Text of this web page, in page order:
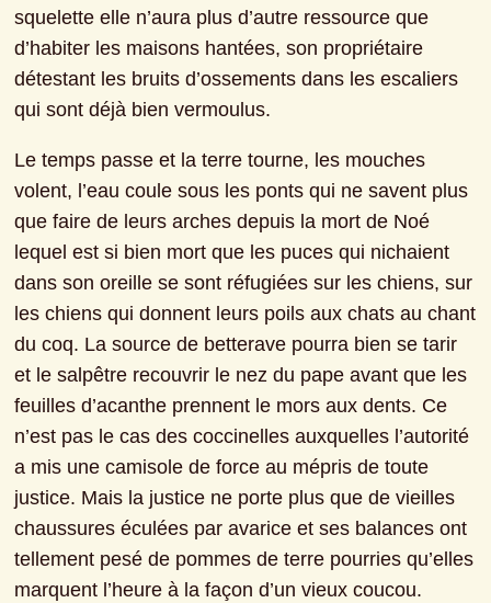
squelette elle n’aura plus d’autre ressource que
d’habiter les maisons hantées, son propriétaire
détestant les bruits d’ossements dans les escaliers
qui sont déjà bien vermoulus.
Le temps passe et la terre tourne, les mouches
volent, l’eau coule sous les ponts qui ne savent plus
que faire de leurs arches depuis la mort de Noé
lequel est si bien mort que les puces qui nichaient
dans son oreille se sont réfugiées sur les chiens, sur
les chiens qui donnent leurs poils aux chats au chant
du coq. La source de betterave pourra bien se tarir
et le salpêtre recouvrir le nez du pape avant que les
feuilles d’acanthe prennent le mors aux dents. Ce
n’est pas le cas des coccinelles auxquelles l’autorité
a mis une camisole de force au mépris de toute
justice. Mais la justice ne porte plus que de vieilles
chaussures éculées par avarice et ses balances ont
tellement pesé de pommes de terre pourries qu’elles
marquent l’heure à la façon d’un vieux coucou.